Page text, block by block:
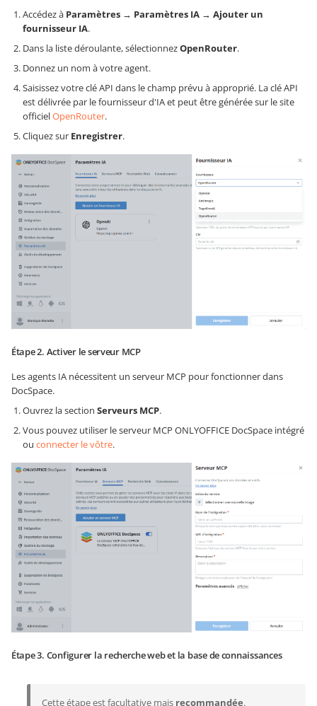
Accédez à Paramètres → Paramètres IA → Ajouter un
fournisseur IA.
Dans la liste déroulante, sélectionnezOpenRouter.
Donnez un nom à votre agent.
Saisissez votre clé API dans le champ prévu à approprié. La clé API
est délivrée par le fournisseur d'IA et peut être générée sur le site
officielOpenRouter.
Cliquez sur Enregistrer.
Étape 2. Activer le serveur MCP
Les agents IA nécessitent un serveur MCP pour fonctionner dans
DocSpace.
Ouvrez la section Serveurs MCP.
Vous pouvez utiliser le serveur MCP ONLYOFFICE DocSpace intégré
ou connecter le vôtre.
Étape 3. Configurer la recherche web et la base de connaissances
Cette étape est facultative mais recommandée.